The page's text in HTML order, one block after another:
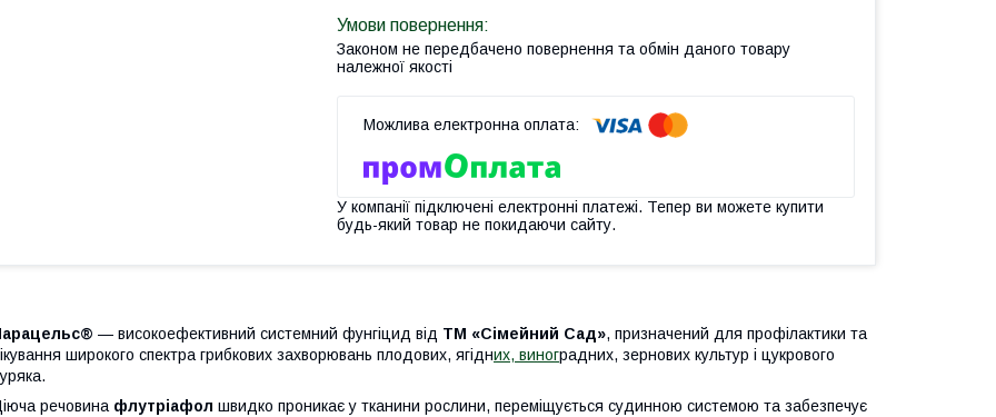
Законом не передбачено повернення та обмін даного товару
належної якості
У компанії підключені електронні платежі. Тепер ви можете купити
будь-який товар не покидаючи сайту.
— високоефективний системний фунгіцид від ТМ «Сімейний Сад», призначений для профілактики та
широкого спектра грибкових захворювань плодових, ягідних, виноградних, зернових культур і цукрового
речовина флутріафол швидко проникає у тканини рослини, переміщується судинною системою та забезпечує